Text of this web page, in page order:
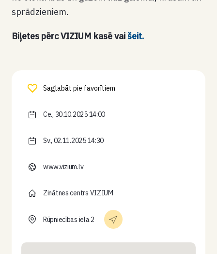
sprādzieniem.
Biļetes pērcVIZIUM kasē vaišeit.
Saglabāt pie favorītiem
Ce., 30.10.2025 14:00
Sv., 02.11.2025 14:30
www.vizium.lv
Zinātnes centrs VIZIUM
Rūpniecības iela 2